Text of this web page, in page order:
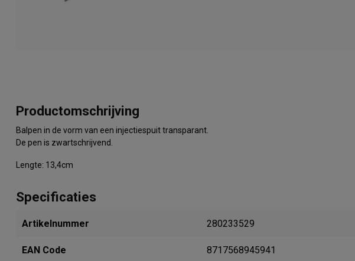
Productomschrijving
Balpen in de vorm van een injectiespuit transparant.
De pen is zwartschrijvend.
Lengte: 13,4cm
Specificaties
Artikelnummer 280233529
EAN Code 8717568945941